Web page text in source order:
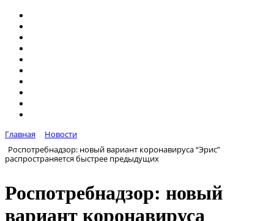
Главная
Новости
Роспотребнадзор: новый вариант коронавируса “Эрис”
распространяется быстрее предыдущих
Роспотребнадзор: новый
вариант коронавируса